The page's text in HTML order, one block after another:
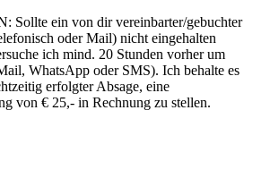
Sollte ein von dir vereinbarter/gebuchter
oder Mail) nicht eingehalten
ich mind. 20 Stunden vorher um
WhatsApp oder SMS). Ich behalte es
erfolgter Absage, eine
von € 25,- in Rechnung zu stellen.